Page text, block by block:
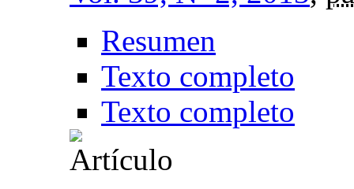
Resumen
Texto completo
Texto completo